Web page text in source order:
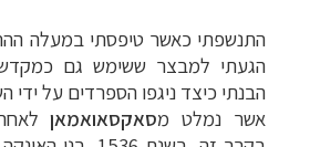
התנשפתי כאשר טיפסתי במעלה
הגעתי למבצר ששימש גם
הבנתי כיצד ניגפו הספרדים על ידי
אשר נמלט מסאקסאואמאן